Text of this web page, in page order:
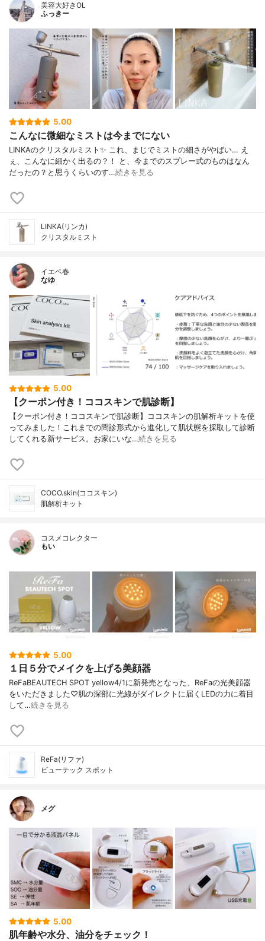
美容大好きOL
ふっきー
5.00
こんなに微細なミストは今までにない
LINKAのクリスタルミスト✨ これ、まじでミストの細さがやばい… え
ぇ、こんなに細かく出るの？！ と、今までのスプレー式のものはなん
だったの？と思うくらいのす…続きを見る
LINKA(リンカ)
クリスタルミスト
イエベ春
なゆ
5.00
【クーポン付き！ココスキンで肌診断】
【クーポン付き！ココスキンで肌診断】ココスキンの肌解析キットを使
ってみました！これまでの問診形式から進化して肌状態を採取して診断
してくれる新サービス。お家にいな…続きを見る
COCO.skin(ココスキン)
肌解析キット
コスメコレクター
もい
5.00
１日５分でメイクを上げる美顔器
ReFaBEAUTECH SPOT yellow4/1に新発売となった、ReFaの光美顔器
をいただきました♡肌の深部に光線がダイレクトに届くLEDの力に着目
して…続きを見る
ReFa(リファ)
ビューテック スポット
メグ
5.00
肌年齢や水分、油分をチェック！